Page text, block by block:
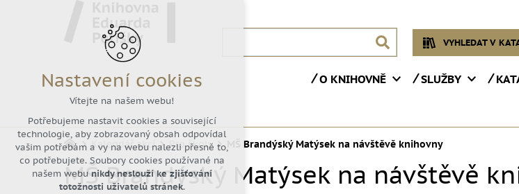
VYHLEDAT V
O KNIHOVNĚ SLUŽBY
Kalendář akcí Pro školy MŠ Brandýský Matýsek na návštěvě knihovny
MŠ Brandýský Matýsek na návštěvě
Nastavení cookies
Vítejte na našem webu!
Potřebujeme nastavit cookies a související
technologie, aby zobrazovaný obsah odpovídal
vašim potřebám a vy na webu nalezli přesně to,
co potřebujete. Soubory cookies používané na
našem webu nikdy neslouží ke zjišťování
totožnosti uživatelů stránek.